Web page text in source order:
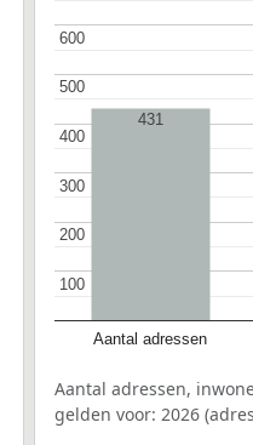
Aantal adressen
100
100
200
200
300
300
400
400
500
500
600
600
431
Aantal adressen,
gelden voor: 2026